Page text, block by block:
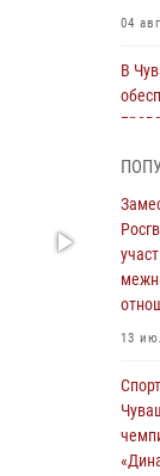
04
В
В
03
В
01
13